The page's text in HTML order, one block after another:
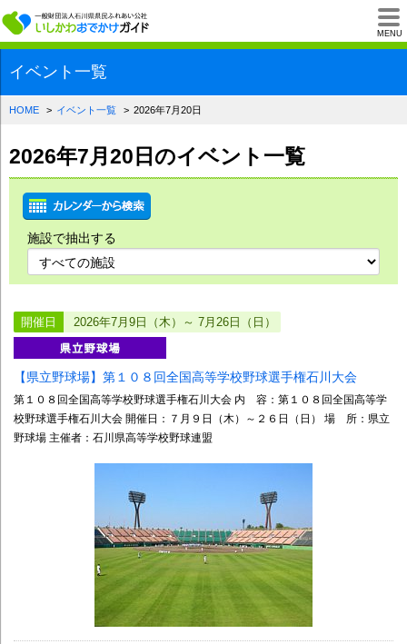
MENU
一般財団法人石川
イベント一覧
HOME イベント一覧 2026年7月20日
2026年7月20日のイベント一覧
施設で抽出する
開催日 2026年7月9日（木）～ 7月26日（日）
【県立野球場】第１０８回全国高等学校野球選手権石川大会
第１０８回全国高等学校野球選手権石川大会 内 容：第１０８回全国高等学
校野球選手権石川大会 開催日：７月９日（木）～２６日（日） 場 所：県立
野球場 主催者：石川県高等学校野球連盟